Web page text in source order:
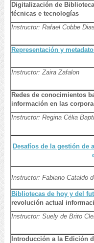
Digitalización de
técnicas e tecnologías
Instructor: Rafael Cobbe Dias
Representación y
Instructor: Zaira Zafalon
Redes de conocimientos
información en las
Instructor: Regina Célia
Desafíos de la gestión de
Instructor: Fabiano Cataldo
Bibliotecas de hoy y del
revolución actual
Instructor: Suely de Brito
Introducción a la Edición